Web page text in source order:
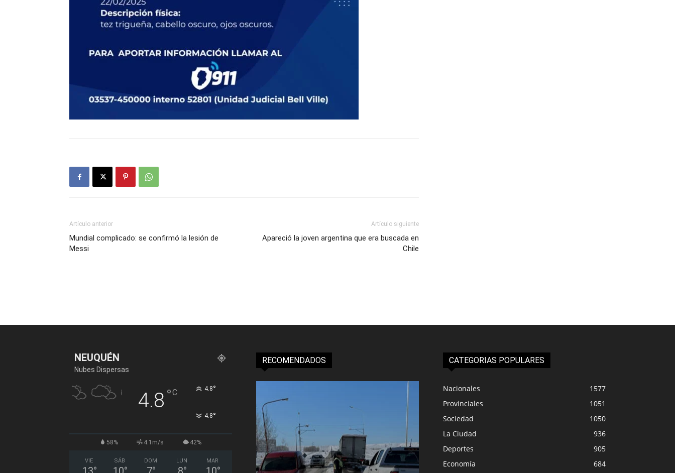
Artículo anterior
Mundial complicado: se confirmó la lesión de
Messi
Artículo siguiente
Apareció la joven argentina que era buscada en
Chile
NEUQUÉN
Nubes Dispersas
4.8 °C 4.8°
4.8°
58% 4.1m/s 42%
VIE SÁB DOM LUN MAR
RECOMENDADOS CATEGORIAS POPULARES
Nacionales
1577
Provinciales
1051
Sociedad
1050
La Ciudad
936
Deportes
905
Economía
684